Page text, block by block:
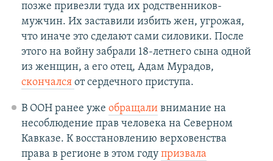
позже привезли туда их родственников-
мужчин. Их заставили избить жен, угрожая,
что иначе это сделают сами силовики. После
этого на войну забрали 18-летнего сына одной
из женщин, а его отец, Адам Мурадов,
скончался от сердечного приступа.
В ООН ранее уже обращаливнимание на
несоблюдение прав человека на Северном
Кавказе. К восстановлению верховенства
права в регионе в этом году призвала